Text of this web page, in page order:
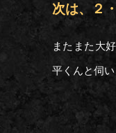
次は、２
またまた大
平くんと伺